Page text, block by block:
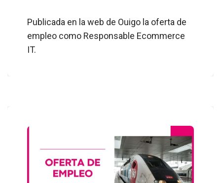
Publicada en la web de Ouigo la oferta de
empleo como Responsable Ecommerce
IT.